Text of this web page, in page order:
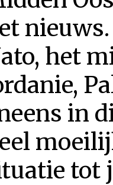
het
in
tot